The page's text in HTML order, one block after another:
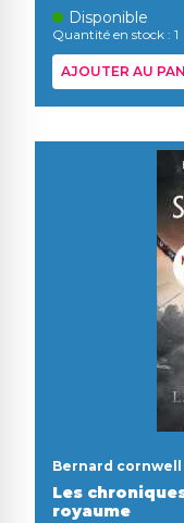
Disponible
Quantité en stock : 1
AJOUTER AU
Bernard cornwell
Les
royaume